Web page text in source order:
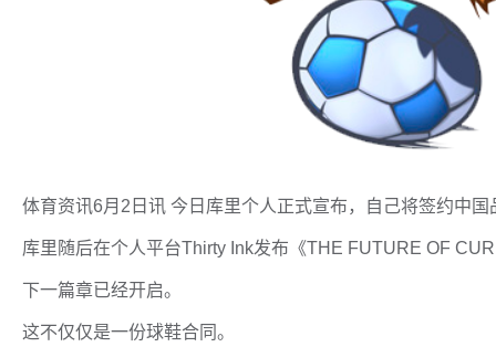
体育资讯6月2日讯 今日库里个人正式宣布，自己将签约中国
库里随后在个人平台Thirty Ink发布《THE FUTURE OF
下一篇章已经开启。
这不仅仅是一份球鞋合同。